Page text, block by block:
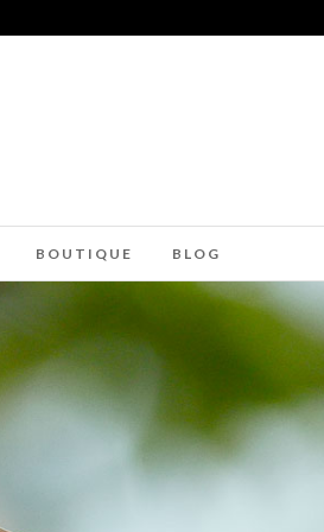
BOUTIQUE BLOG